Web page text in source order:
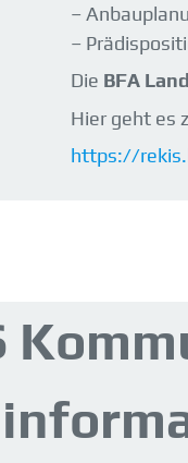
–
–
Die BFA Land
Hier geht es
https://